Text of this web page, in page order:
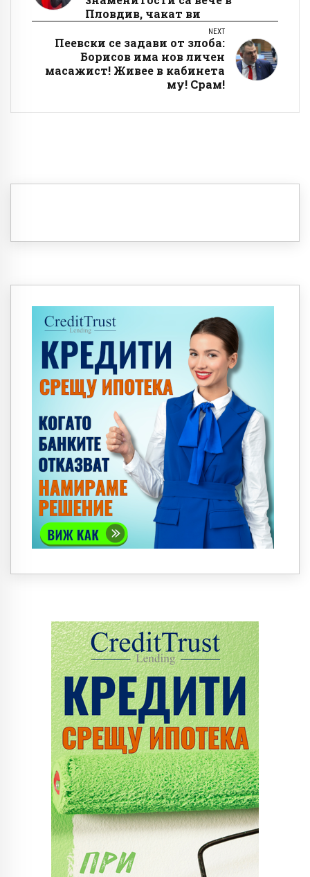
Пловдив, чакат ви
NEXT
Пеевски се задави от злоба:
Борисов има нов личен
масажист! Живее в кабинета
му! Срам!